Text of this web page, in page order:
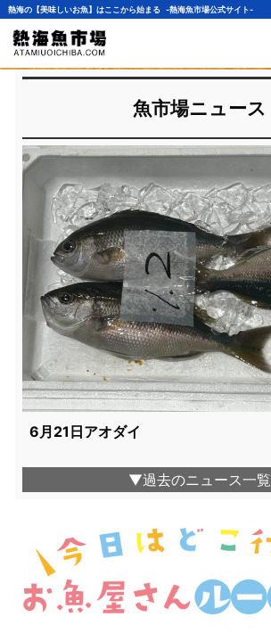
熱海の【美味しいお魚】はここから始まる -熱海魚市場公式サイト-
魚市場ニュース
6月21日アオダイ
▼過去のニュース一覧